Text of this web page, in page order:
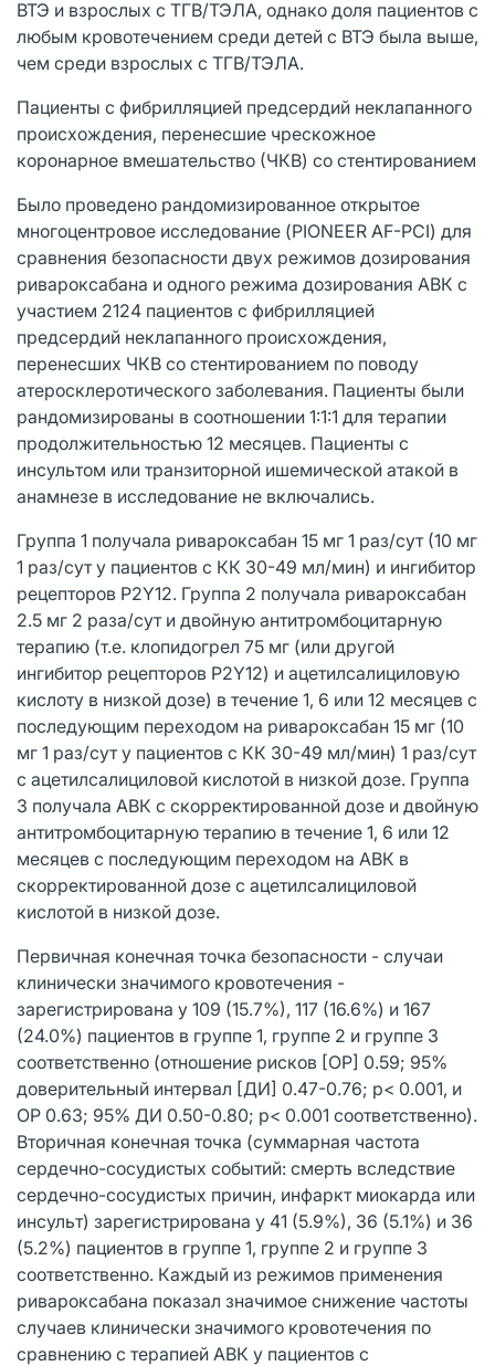
ВТЭ и взрослых с ТГВ/ТЭЛА, однако доля пациентов с
любым кровотечением среди детей с ВТЭ была выше,
чем среди взрослых с ТГВ/ТЭЛА.
Пациенты с фибрилляцией предсердий неклапанного
происхождения, перенесшие чрескожное
коронарное вмешательство (ЧКВ) со стентированием
Было проведено рандомизированное открытое
многоцентровое исследование (PIONEER AF-PCI) для
сравнения безопасности двух режимов дозирования
ривароксабана и одного режима дозирования АВК с
участием 2124 пациентов с фибрилляцией
предсердий неклапанного происхождения,
перенесших ЧКВ со стентированием по поводу
атеросклеротического заболевания. Пациенты были
рандомизированы в соотношении 1:1:1 для терапии
продолжительностью 12 месяцев. Пациенты с
инсультом или транзиторной ишемической атакой в
анамнезе в исследование не включались.
Группа 1 получала ривароксабан 15 мг 1 раз/сут (10 мг
1 раз/сут у пациентов с КК 30-49 мл/мин) и ингибитор
рецепторов P2Y12. Группа 2 получала ривароксабан
2.5 мг 2 раза/сут и двойную антитромбоцитарную
терапию (т.е. клопидогрел 75 мг (или другой
ингибитор рецепторов P2Y12) и ацетилсалициловую
кислоту в низкой дозе) в течение 1, 6 или 12 месяцев с
последующим переходом на ривароксабан 15 мг (10
мг 1 раз/сут у пациентов с КК 30-49 мл/мин) 1 раз/сут
с ацетилсалициловой кислотой в низкой дозе. Группа
3 получала АВК с скорректированной дозе и двойную
антитромбоцитарную терапию в течение 1, 6 или 12
месяцев с последующим переходом на АВК в
скорректированной дозе с ацетилсалициловой
кислотой в низкой дозе.
Первичная конечная точка безопасности - случаи
клинически значимого кровотечения -
зарегистрирована у 109 (15.7%), 117 (16.6%) и 167
(24.0%) пациентов в группе 1, группе 2 и группе 3
соответственно (отношение рисков [ОР] 0.59; 95%
доверительный интервал [ДИ] 0.47-0.76; p< 0.001, и
ОР 0.63; 95% ДИ 0.50-0.80; p< 0.001 соответственно).
Вторичная конечная точка (суммарная частота
сердечно-сосудистых событий: смерть вследствие
сердечно-сосудистых причин, инфаркт миокарда или
инсульт) зарегистрирована у 41 (5.9%), 36 (5.1%) и 36
(5.2%) пациентов в группе 1, группе 2 и группе 3
соответственно. Каждый из режимов применения
ривароксабана показал значимое снижение частоты
случаев клинически значимого кровотечения по
сравнению с терапией АВК у пациентов с